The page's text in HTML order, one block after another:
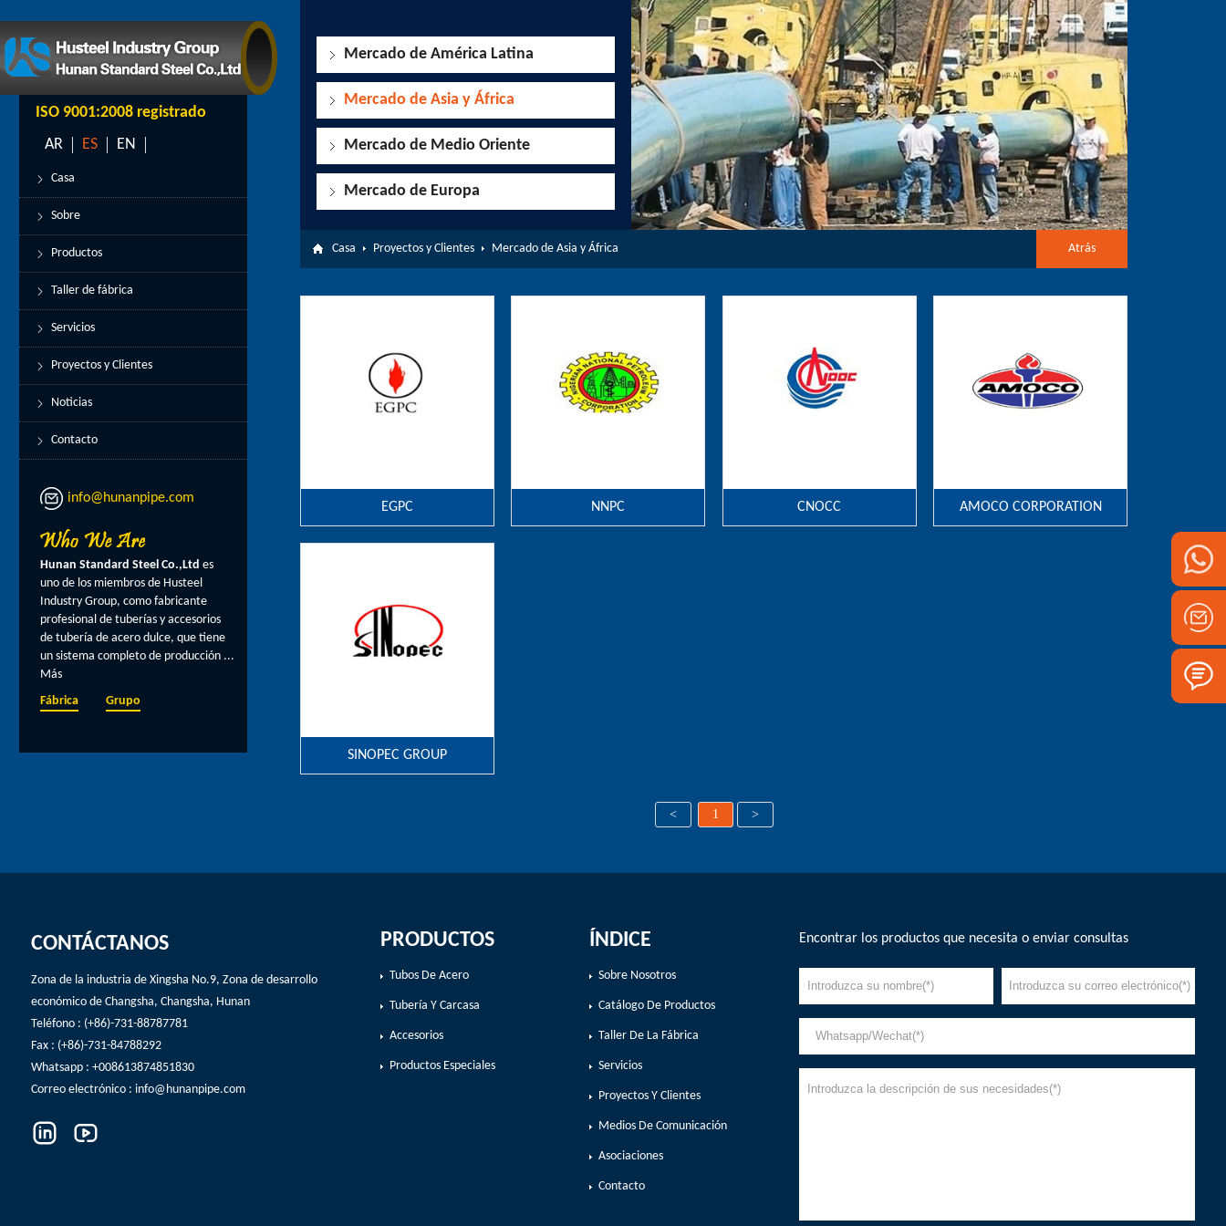
ISO 9001:2008 registrado
AR
ES EN
Casa
Sobre
Productos
Taller de fábrica
Servicios
Proyectos y Clientes
Noticias
Contacto
info@hunanpipe.com
Hunan Standard Steel Co.,Ltd es
uno de los miembros de Husteel
Industry Group, como fabricante
profesional de tuberías y accesorios
de tubería de acero dulce, que tiene
un sistema completo de producción ...
Más
Fábrica
Grupo
Mercado de América Latina
Mercado de Asia y África
Mercado de Medio Oriente
Mercado de Europa
Atrás
Casa Proyectos y Clientes Mercado de Asia y África
EGPC NNPC CNOCC AMOCO CORPORATION
SINOPEC GROUP
< 1 >
CONTÁCTANOS
Zona de la industria de Xingsha No.9, Zona de desarrollo
económico de Changsha, Changsha, Hunan
Teléfono : (+86)-731-88787781
Fax : (+86)-731-84788292
Whatsapp : +008613874851830
Correo electrónico : info@hunanpipe.com
PRODUCTOS
Tubos De Acero
Tubería Y Carcasa
Accesorios
Productos Especiales
ÍNDICE
Sobre Nosotros
Catálogo De Productos
Taller De La Fábrica
Servicios
Proyectos Y Clientes
Medios De Comunicación
Asociaciones
Contacto
Encontrar los productos que necesita o enviar consultas